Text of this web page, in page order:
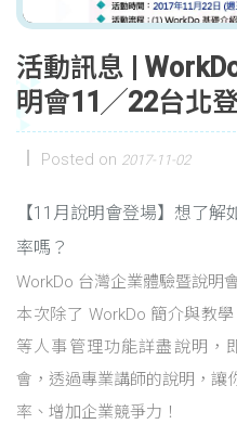
活動訊息 |
明會11╱22台北
Posted on 2017-11-02
【11月說明會登場】想了
率嗎？
WorkDo 台灣企業體驗暨說明
本次除了 WorkDo 簡介與教
等人事管理功能詳盡說明，
會，透過專業講師的說明，讓
率、增加企業競爭力！